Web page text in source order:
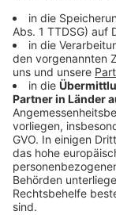
Trainer
Anzeige
Das Emotions-
weiterführende
Emotioversum
sich zu
Informationen
Emotioversum